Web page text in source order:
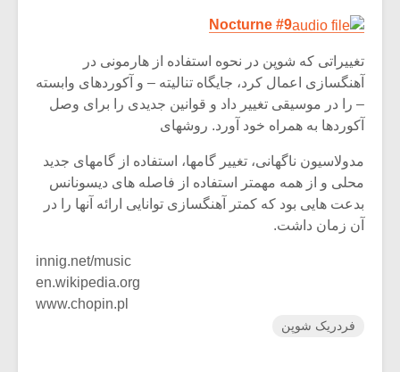
Nocturne #9
تغییراتی که شوپن در نحوه استفاده از هارمونی در
آهنگسازی اعمال کرد، جایگاه تنالیته – و آکوردهای وابسته
– را در موسیقی تغییر داد و قوانین جدیدی را برای وصل
آکوردها به همراه خود آورد. روشهای
مدولاسیون ناگهانی، تغییر گامها، استفاده از گامهای جدید
محلی و از همه مهمتر استفاده از فاصله های دیسونانس
بدعت هایی بود که کمتر آهنگسازی توانایی ارائه آنها را در
آن زمان داشت.
innig.net/music
en.wikipedia.org
www.chopin.pl
فردریک شوپن